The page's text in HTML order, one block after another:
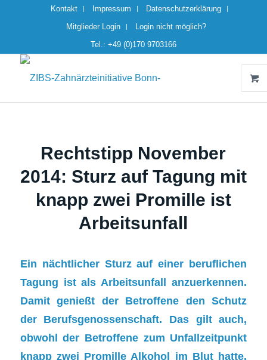
Kontakt Impressum
Datenschutzerklärung
Mitglieder Login
Login nicht möglich?
Tel.: +49 (0)170 9703166
Rechtstipp November
2014: Sturz auf Tagung mit
knapp zwei Promille ist
Arbeitsunfall
Ein nächtlicher Sturz auf einer beruflichen
Tagung ist als Arbeitsunfall anzuerkennen.
Damit genießt der Betroffene den Schutz
der Berufsgenossenschaft. Das gilt auch,
obwohl der Betroffene zum Unfallzeitpunkt
knapp zwei Promille Alkohol im Blut hatte.